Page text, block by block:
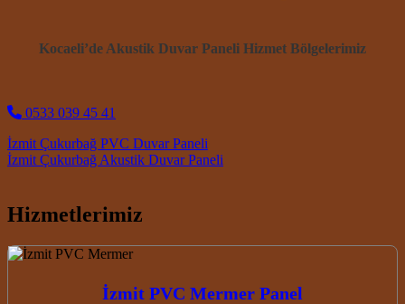
Kocaeli’de Akustik Duvar Paneli Hizmet Bölgelerimiz
0533 039 45 41
Post navigation
İzmit Çukurbağ PVC Duvar Paneli
İzmit Çukurbağ Akustik Duvar Paneli
Hizmetlerimiz
İzmit PVC Mermer Panel